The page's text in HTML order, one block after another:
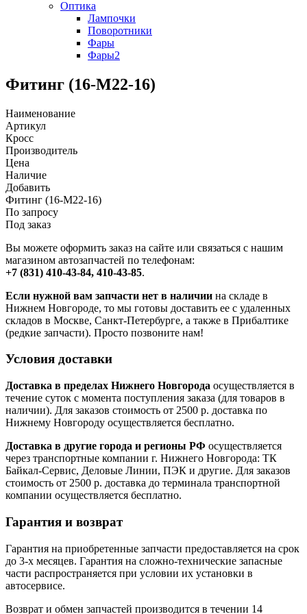
Оптика
Лампочки
Поворотники
Фары
Фары2
Фитинг (16-М22-16)
Наименование
Артикул
Кросс
Производитель
Цена
Наличие
Добавить
Фитинг (16-М22-16)
По запросу
Под заказ
Вы можете оформить заказ на сайте или связаться с нашим
магазином автозапчастей по телефонам:
+7 (831) 410-43-84, 410-43-85.
Если нужной вам запчасти нет в наличии на складе в
Нижнем Новгороде, то мы готовы доставить ее с удаленных
складов в Москве, Санкт-Петербурге, а также в Прибалтике
(редкие запчасти). Просто позвоните нам!
Условия доставки
Доставка в пределах Нижнего Новгорода осуществляется в
течение суток с момента поступления заказа (для товаров в
наличии). Для заказов стоимость от 2500 р. доставка по
Нижнему Новгороду осуществляется бесплатно.
Доставка в другие города и регионы РФ осуществляется
через транспортные компании г. Нижнего Новгорода: ТК
Байкал-Сервис, Деловые Линии, ПЭК и другие. Для заказов
стоимость от 2500 р. доставка до терминала транспортной
компании осуществляется бесплатно.
Гарантия и возврат
Гарантия на приобретенные запчасти предоставляется на срок
до 3-х месяцев. Гарантия на сложно-технические запасные
части распространяется при условии их установки в
автосервисе.
Возврат и обмен запчастей производится в течении 14